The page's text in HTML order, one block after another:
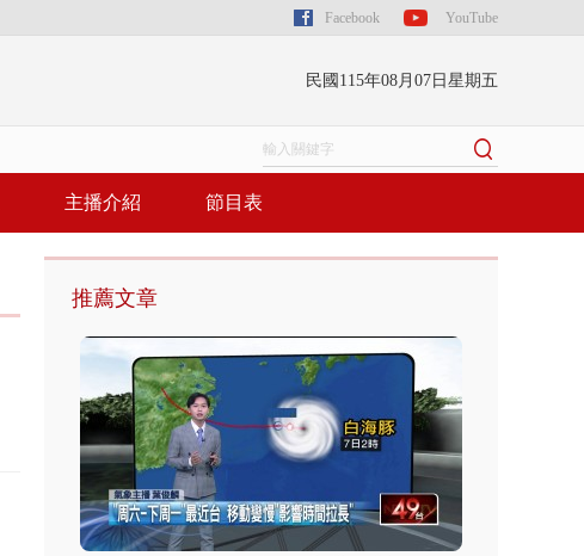
Facebook YouTube
民國115年08月07日星期五
主播介紹 節目表
推薦文章